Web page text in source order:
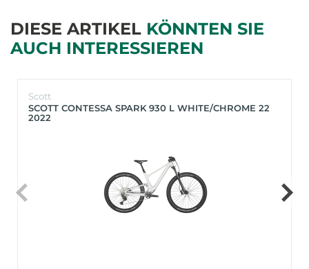
DIESE ARTIKEL KÖNNTEN SIE
AUCH INTERESSIEREN
Scott
SCOTT CONTESSA SPARK 930 L WHITE/CHROME 22
2022